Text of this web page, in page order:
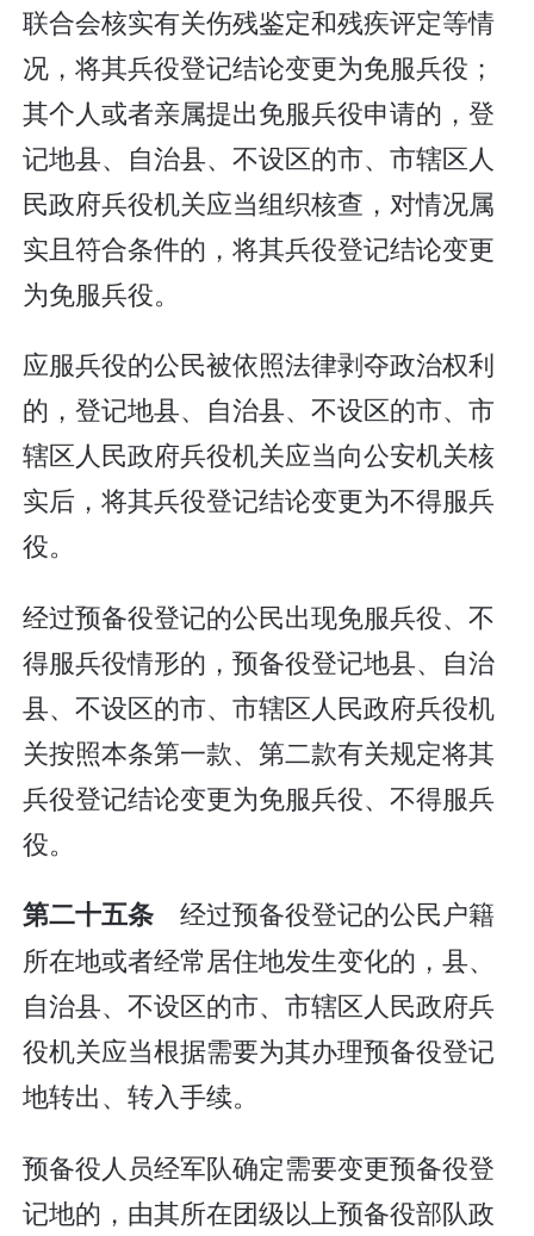
联合会核实有关伤残鉴定和残疾评定等情
况，将其兵役登记结论变更为免服兵役；
其个人或者亲属提出免服兵役申请的，登
记地县、自治县、不设区的市、市辖区人
民政府兵役机关应当组织核查，对情况属
实且符合条件的，将其兵役登记结论变更
为免服兵役。
应服兵役的公民被依照法律剥夺政治权利
的，登记地县、自治县、不设区的市、市
辖区人民政府兵役机关应当向公安机关核
实后，将其兵役登记结论变更为不得服兵
役。
经过预备役登记的公民出现免服兵役、不
得服兵役情形的，预备役登记地县、自治
县、不设区的市、市辖区人民政府兵役机
关按照本条第一款、第二款有关规定将其
兵役登记结论变更为免服兵役、不得服兵
役。
第二十五条经过预备役登记的公民户籍
所在地或者经常居住地发生变化的，县、
自治县、不设区的市、市辖区人民政府兵
役机关应当根据需要为其办理预备役登记
地转出、转入手续。
预备役人员经军队确定需要变更预备役登
记地的，由其所在团级以上预备役部队政